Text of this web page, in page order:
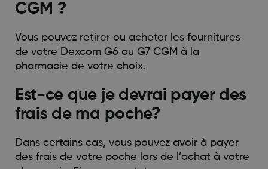
CGM ?
Vous pouvez retirer ou acheter les fournitures
de votre Dexcom G6 ou G7 CGM à la
pharmacie de votre choix.
Est-ce que je devrai payer des
frais de ma poche?
Dans certains cas, vous pouvez avoir à payer
des frais de votre poche lors de l’achat à votre